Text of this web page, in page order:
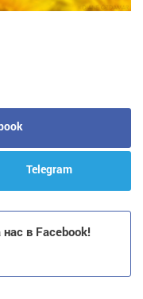
Telegram
в Facebook!